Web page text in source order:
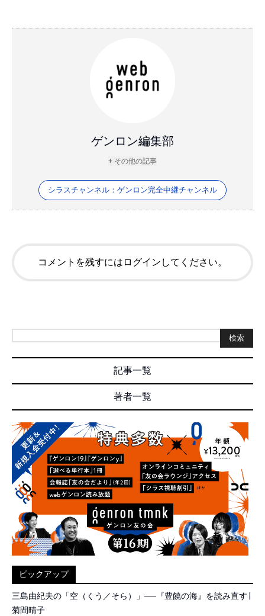
ゲンロン編集部
+ その他の記事
シラスチャンネル：ゲンロン完全中継チャンネル
コメントを残すにはログインしてください。
検索
記事一覧
著者一覧
ピックアップ
三島由紀夫の「空（くう／そら）」──『豊饒の海』を読み直す |
菊間晴子